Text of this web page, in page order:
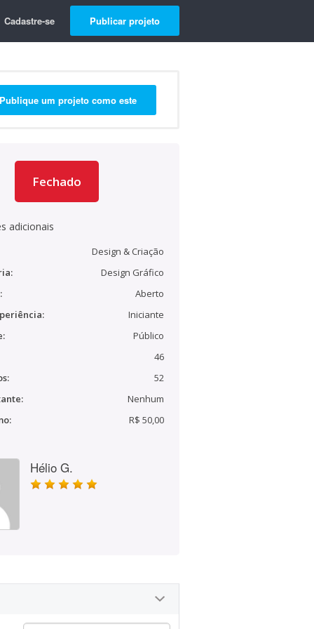
Cadastre-se Publicar projeto
Publique um projeto como este
Fechado
adicionais
Design & Criação
Design Gráfico
Aberto
Iniciante
Público
46
52
Nenhum
R$ 50,00
Hélio G.